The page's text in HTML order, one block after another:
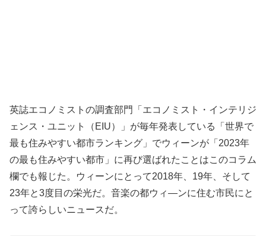
英誌エコノミストの調査部門「エコノミスト・インテリジ
ェンス・ユニット（EIU）」が毎年発表している「世界で
最も住みやすい都市ランキング」でウィーンが「2023年
の最も住みやすい都市」に再び選ばれたことはこのコラム
欄でも報じた。ウィーンにとって2018年、19年、そして
23年と3度目の栄光だ。音楽の都ウィ―ンに住む市民にと
って誇らしいニュースだ。